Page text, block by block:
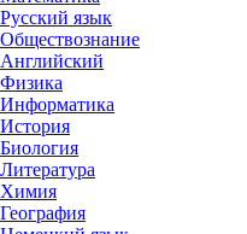
Русский язык
Обществознание
Английский
Физика
Информатика
История
Биология
Литература
Химия
География